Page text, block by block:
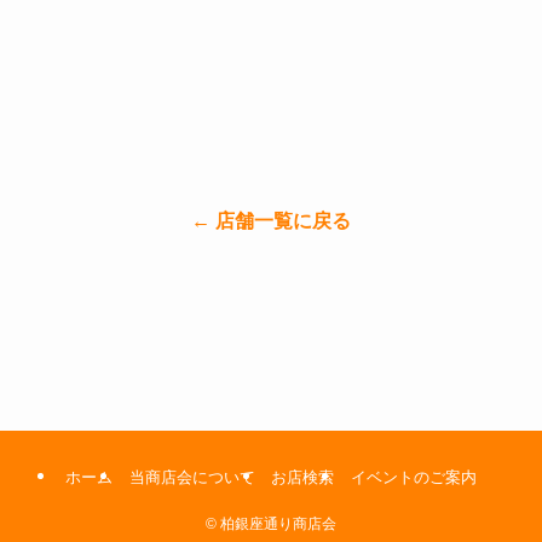
← 店舗一覧に戻る
ホーム 当商店会について お店検索 イベントのご案内
© 柏銀座通り商店会